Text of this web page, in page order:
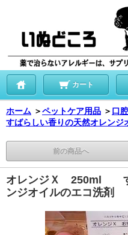
カート
ホーム ＞ペットケア用品 ＞ 口
すばらしい香りの天然オレンジ
前の商品へ
オレンジＸ 250ml す
ンジオイルのエコ洗剤